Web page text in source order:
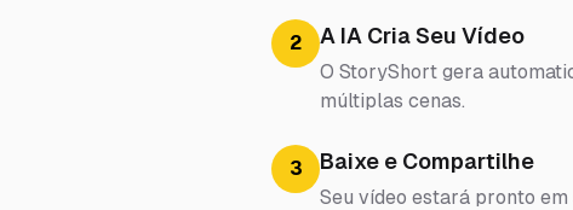
2 A IA Cria Seu Vídeo
O StoryShort gera
múltiplas cenas.
3 Baixe e Compartilhe
Seu vídeo estará pronto